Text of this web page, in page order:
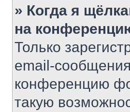
» Когда я
на
Только
email-
конференцию
такую